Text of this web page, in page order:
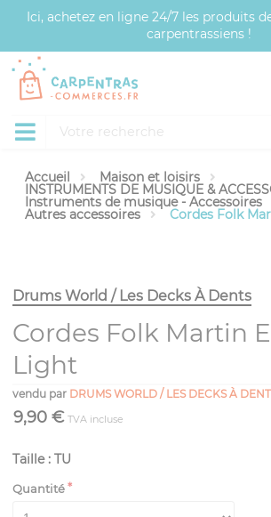
Ici, achetez en ligne 24/7 les produits
carpentrassiens !
Accueil Maison et loisirs
INSTRUMENTS DE MUSIQUE &
Instruments de musique - Accessoires
Autres accessoires Cordes Folk
Drums World / Les Decks À Dents
Cordes Folk Martin
Light
vendu par DRUMS WORLD / LES DECKS À
9,90 € TVA incluse
Taille : TU
Quantité
Panneau de gestion des cookies